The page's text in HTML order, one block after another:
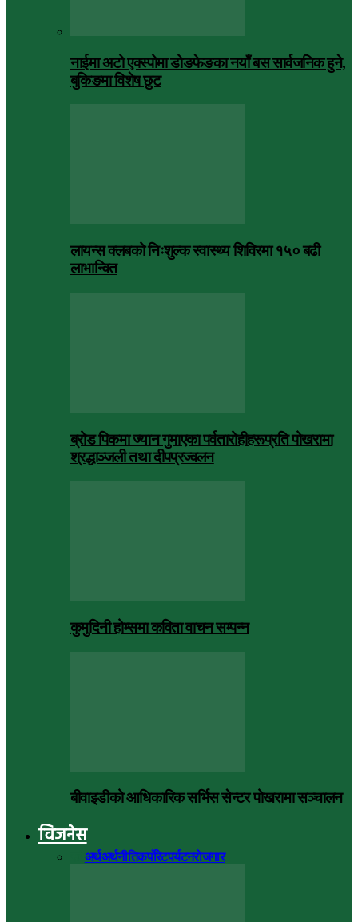
नाईमा अटो एक्स्पोमा डोङफेङका नयाँ बस सार्वजनिक हुने,
बुकिङमा विशेष छुट
लायन्स क्लबको निःशुल्क स्वास्थ्य शिविरमा १५० बढी
लाभान्वित
ब्रोड पिकमा ज्यान गुमाएका पर्वतारोहीहरूप्रति पोखरामा
श्रद्धाञ्जली तथा दीपप्रज्वलन
कुमुदिनी होम्समा कविता वाचन सम्पन्न
बीवाइडीको आधिकारिक सर्भिस सेन्टर पोखरामा सञ्चालन
विजनेस
अर्थअर्थनीतिकर्पोरेटपर्यटनरोजगार